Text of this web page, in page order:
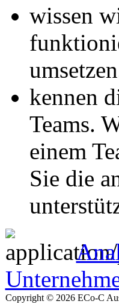
wissen
kennen
Teams.
einem
Sie die
Copyright © 2026 ECo-C